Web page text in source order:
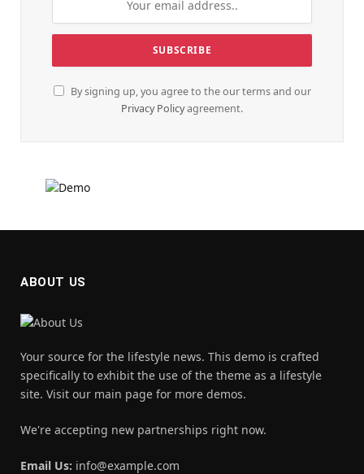
By signing up, you agree to the our terms and our
Privacy Policyagreement.
ABOUT US
Your source for the lifestyle news. This demo is crafted
specifically to exhibit the use of the theme as a lifestyle
site. Visit our main page for more demos.
We're accepting new partnerships right now.
Email Us: info@example.com